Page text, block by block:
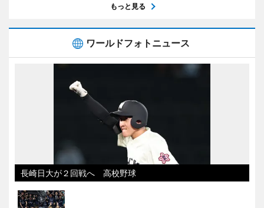
もっと見る
ワールドフォトニュース
長崎日大が２回戦へ 高校野球